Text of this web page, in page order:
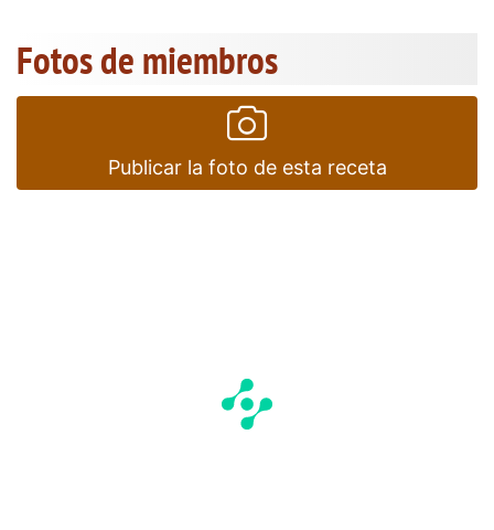
Fotos de miembros
Publicar la foto de esta receta